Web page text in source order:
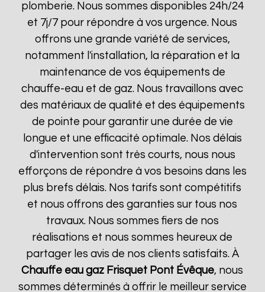
plomberie. Nous sommes disponibles 24h/24
et 7j/7 pour répondre à vos urgence. Nous
offrons une grande variété de services,
notamment l'installation, la réparation et la
maintenance de vos équipements de
chauffe-eau et de gaz. Nous travaillons avec
des matériaux de qualité et des équipements
de pointe pour garantir une durée de vie
longue et une efficacité optimale. Nos délais
d'intervention sont très courts, nous nous
efforçons de répondre à vos besoins dans les
plus brefs délais. Nos tarifs sont compétitifs
et nous offrons des garanties sur tous nos
travaux. Nous sommes fiers de nos
réalisations et nous sommes heureux de
partager les avis de nos clients satisfaits. À
Chauffe eau gaz Frisquet Pont Évêque, nous
sommes déterminés à offrir le meilleur service